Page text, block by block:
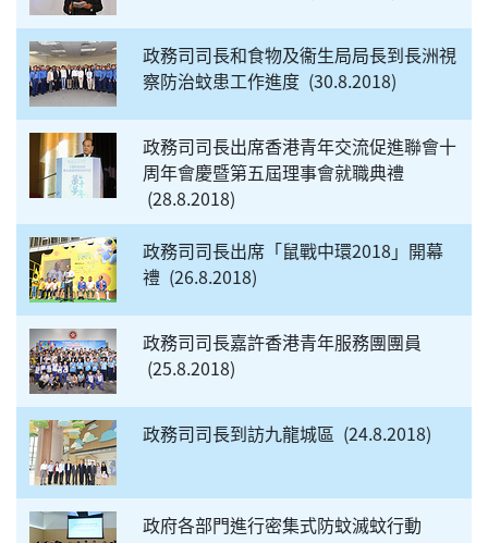
政務司司長和食物及衞生局局長到長洲視
察防治蚊患工作進度 30.8.2018
政務司司長出席香港青年交流促進聯會十
周年會慶暨第五屆理事會就職典禮
28.8.2018
政務司司長出席「鼠戰中環2018」開幕
禮 26.8.2018
政務司司長嘉許香港青年服務團團員
25.8.2018
政務司司長到訪九龍城區 24.8.2018
政府各部門進行密集式防蚊滅蚊行動